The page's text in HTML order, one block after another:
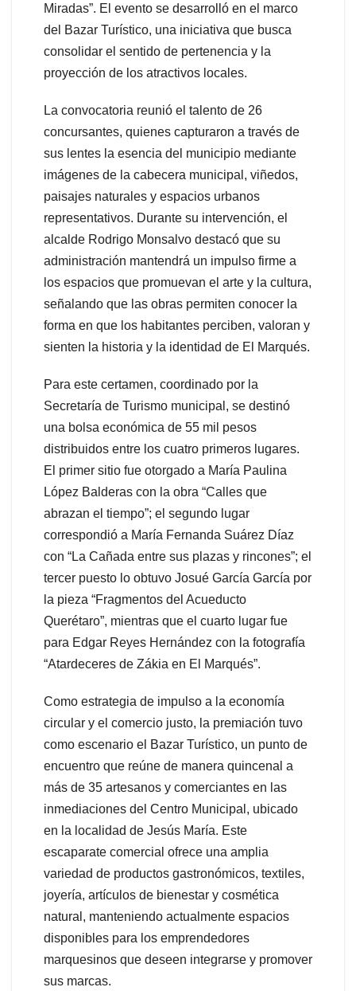
Miradas”. El evento se desarrolló en el marco
del Bazar Turístico, una iniciativa que busca
consolidar el sentido de pertenencia y la
proyección de los atractivos locales.
La convocatoria reunió el talento de 26
concursantes, quienes capturaron a través de
sus lentes la esencia del municipio mediante
imágenes de la cabecera municipal, viñedos,
paisajes naturales y espacios urbanos
representativos. Durante su intervención, el
alcalde Rodrigo Monsalvo destacó que su
administración mantendrá un impulso firme a
los espacios que promuevan el arte y la cultura,
señalando que las obras permiten conocer la
forma en que los habitantes perciben, valoran y
sienten la historia y la identidad de El Marqués.
Para este certamen, coordinado por la
Secretaría de Turismo municipal, se destinó
una bolsa económica de 55 mil pesos
distribuidos entre los cuatro primeros lugares.
El primer sitio fue otorgado a María Paulina
López Balderas con la obra “Calles que
abrazan el tiempo”; el segundo lugar
correspondió a María Fernanda Suárez Díaz
con “La Cañada entre sus plazas y rincones”; el
tercer puesto lo obtuvo Josué García García por
la pieza “Fragmentos del Acueducto
Querétaro”, mientras que el cuarto lugar fue
para Edgar Reyes Hernández con la fotografía
“Atardeceres de Zákia en El Marqués”.
Como estrategia de impulso a la economía
circular y el comercio justo, la premiación tuvo
como escenario el Bazar Turístico, un punto de
encuentro que reúne de manera quincenal a
más de 35 artesanos y comerciantes en las
inmediaciones del Centro Municipal, ubicado
en la localidad de Jesús María. Este
escaparate comercial ofrece una amplia
variedad de productos gastronómicos, textiles,
joyería, artículos de bienestar y cosmética
natural, manteniendo actualmente espacios
disponibles para los emprendedores
marquesinos que deseen integrarse y promover
sus marcas.